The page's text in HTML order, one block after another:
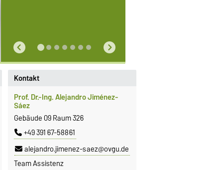
Kontakt
Prof. Dr.-Ing. Alejandro Jiménez-
Sáez
Gebäude 09 Raum 326
+49 391 67-58861
alejandro.jimenez-saez@ovgu.de
Team Assistenz